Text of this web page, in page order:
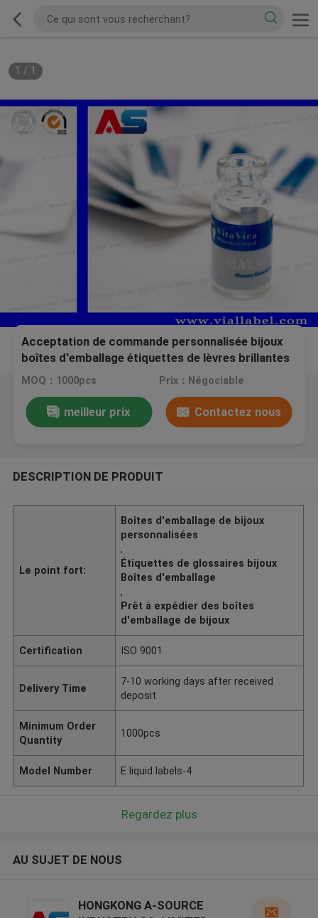
1 / 1
Acceptation de commande personnalisée bijoux
boîtes d'emballage étiquettes de lèvres brillantes
prêtes à être expédiées
MOQ：1000pcs Prix：Négociable
meilleur prix Contactez nous
DESCRIPTION DE PRODUIT
Le point fort:
Boîtes d'emballage de bijoux
personnalisées
,
Étiquettes de glossaires bijoux
Boîtes d'emballage
,
Prêt à expédier des boîtes
d'emballage de bijoux
Certification ISO 9001
Delivery Time
7-10 working days after received
deposit
Minimum Order
Quantity
1000pcs
Model Number E liquid labels-4
Regardez plus
AU SUJET DE NOUS
HONGKONG A-SOURCE